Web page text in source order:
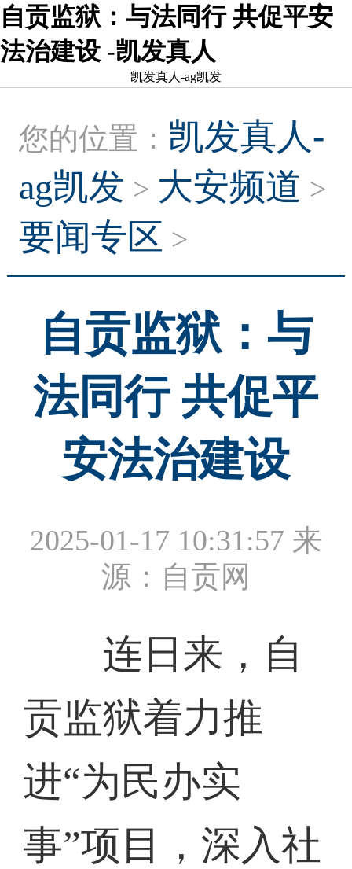
自贡监狱：与法同行 共促平安
法治建设 -凯发真人
凯发真人-ag凯发
您的位置： 凯发真人-
ag凯发 > 大安频道 >
要闻专区 >
自贡监狱：与
法同行 共促平
安法治建设
2025-01-17 10:31:57 来
源：自贡网
连日来，自
贡监狱着力推
进“为民办实
事”项目，深入社